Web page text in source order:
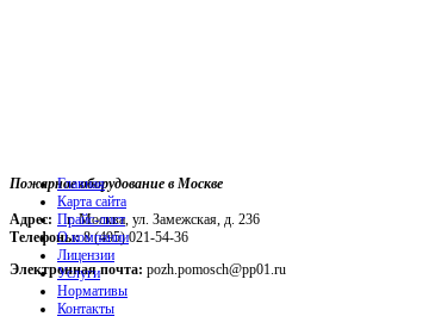
Пожарное оборудование в Москве
Адрес: г. Москва, ул. Замежская, д. 236
Телефоны:8 (495) 021-54-36
Электронная почта: pozh.pomosch@pp01.ru
Главная
Карта сайта
Прайс-лист
О компании
Лицензии
Услуги
Нормативы
Контакты